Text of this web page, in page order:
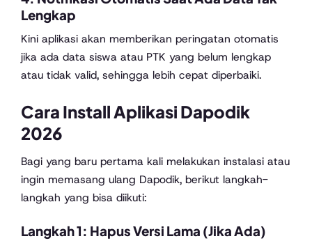
Lengkap
Kini aplikasi akan memberikan peringatan otomatis
jika ada data siswa atau PTK yang belum lengkap
atau tidak valid, sehingga lebih cepat diperbaiki.
Cara Install Aplikasi Dapodik
2026
Bagi yang baru pertama kali melakukan instalasi atau
ingin memasang ulang Dapodik, berikut langkah-
langkah yang bisa diikuti:
Langkah 1: Hapus Versi Lama (Jika Ada)